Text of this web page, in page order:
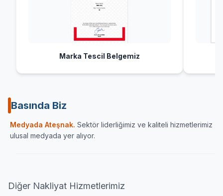
Marka Tescil Belgemiz
Basında Biz
Medyada Ateşnak. Sektör liderliğimiz ve kaliteli hizmetlerimiz
ulusal medyada yer alıyor.
Sektörün önde gelen yayın organlarından Haber
Ulaşımın Haberi
İç
Diğer Nakliyat Hizmetlerimiz